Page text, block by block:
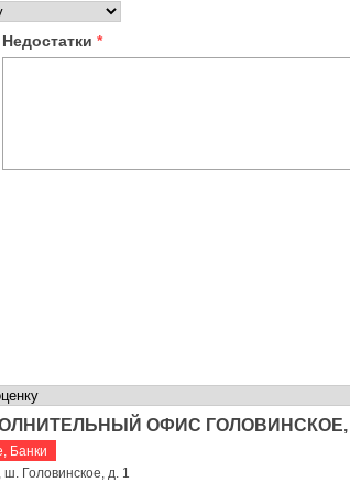
Недостатки *
ОФИС ГОЛОВИНСКОЕ,
, Банки
Головинское, д. 1